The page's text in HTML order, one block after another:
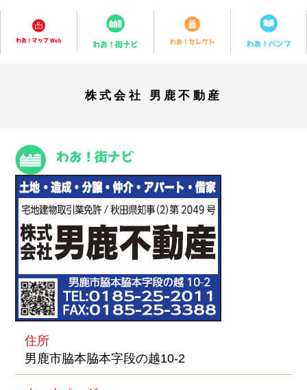
株式会社 男鹿不動産
住所
男鹿市脇本脇本字段の越10-2